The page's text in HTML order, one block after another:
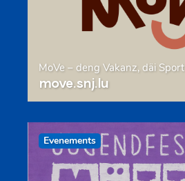
MoVe – deng Vakanz, däi Sport
move.snj.lu
Evenements